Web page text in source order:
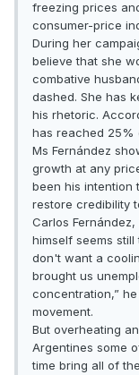
freezing prices
consumer-price
During her
believe that she
combative
dashed. She has
his rhetoric.
has reached 25%
Ms Fernández
growth at any
been his intention
restore credibility
Carlos
himself seems
don't want a
brought us
concentration,”
movement.
But overheating
Argentines some
time bring all of